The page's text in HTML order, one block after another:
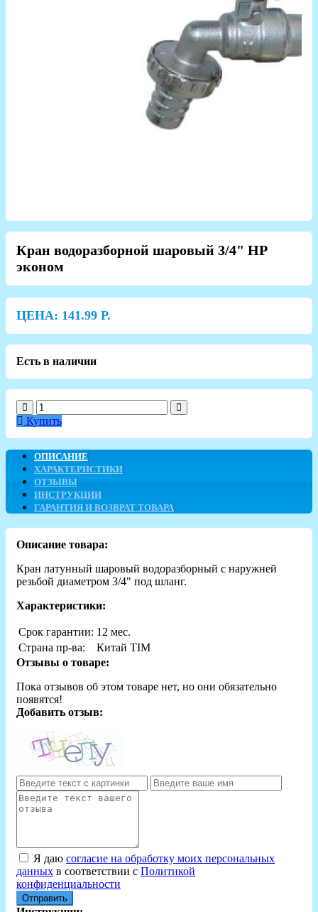
Кран водоразборной шаровый 3/4" НР
эконом
ЦЕНА: 141.99 Р.
Есть в наличии
Купить
ОПИСАНИЕ
ХАРАКТЕРИСТИКИ
ОТЗЫВЫ
ИНСТРУКЦИИ
ГАРАНТИЯ И ВОЗВРАТ ТОВАРА
Описание товара:
Кран латунный шаровый водоразборный с наружней
резьбой диаметром 3/4" под шланг.
Характеристики:
Срок гарантии: 12 мес.
Страна пр-ва:
Китай TIM
Отзывы о товаре:
Пока отзывов об этом товаре нет, но они обязательно
появятся!
Добавить отзыв:
Я даю согласие на обработку моих персональных
данных в соответствии с Политикой
конфиденциальности
Отправить